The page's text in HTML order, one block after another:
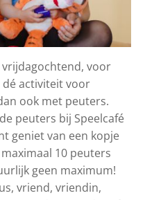
voor
dé activiteit voor
ook met peuters.
peuters bij Speelcafé
geniet van een kopje
10 peuters
geen maximum!
vriend, vriendin,